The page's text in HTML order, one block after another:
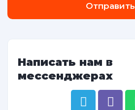
Отправить
Написать нам в
мессенджерах